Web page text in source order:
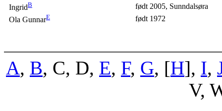
IngridB
født 2005, Sunndalsøra
Ola GunnarE født 1972
A, B, C, D, E, F, G, [H], I,
V,